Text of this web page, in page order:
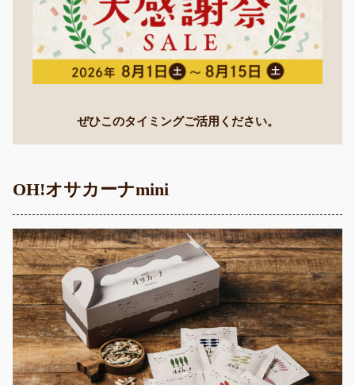
ぜひこのタイミングご活用ください。
OH!オサカーナmini